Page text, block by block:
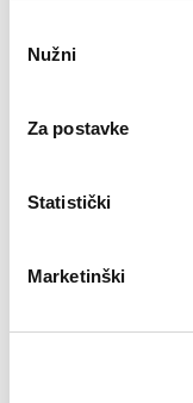
pristanka
Nužni
Za postavke
Statistički
Marketinški